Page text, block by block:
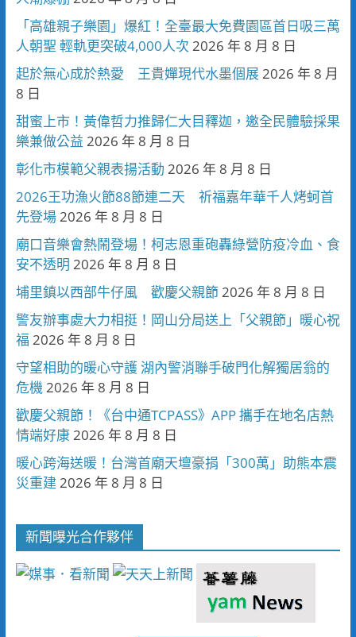
「高雄親子樂園」爆紅！全臺最大免費園區首日吸三萬
人朝聖 輕軌更突破4,000人次 2026 年 8 月 8 日
起於無心成於熱愛 王貴嬋現代水墨個展 2026 年 8 月
8 日
甜蜜上市！黃偉哲力推歸仁大目釋迦，邀全民體驗採果
樂兼做公益 2026 年 8 月 8 日
彰化市模範父親表揚活動 2026 年 8 月 8 日
2026王功漁火節88節連二天 祈福嘉年華千人烤蚵首
先登場 2026 年 8 月 8 日
廟口音樂會熱鬧登場！柯志恩重砲轟綠營防疫冷血、食
安不透明 2026 年 8 月 8 日
埔里鎮以西部牛仔風 歡慶父親節 2026 年 8 月 8 日
警友辦事處大力相挺！岡山分局送上「父親節」暖心祝
福 2026 年 8 月 8 日
守望相助的暖心守護 湖內警消聯手破門化解獨居翁的
危機 2026 年 8 月 8 日
歡慶父親節！《台中通TCPASS》APP 攜手在地名店熱
情端好康 2026 年 8 月 8 日
暖心跨海送暖！台灣首廟天壇豪捐「300萬」助熊本震
災重建 2026 年 8 月 8 日
新聞曝光合作夥伴